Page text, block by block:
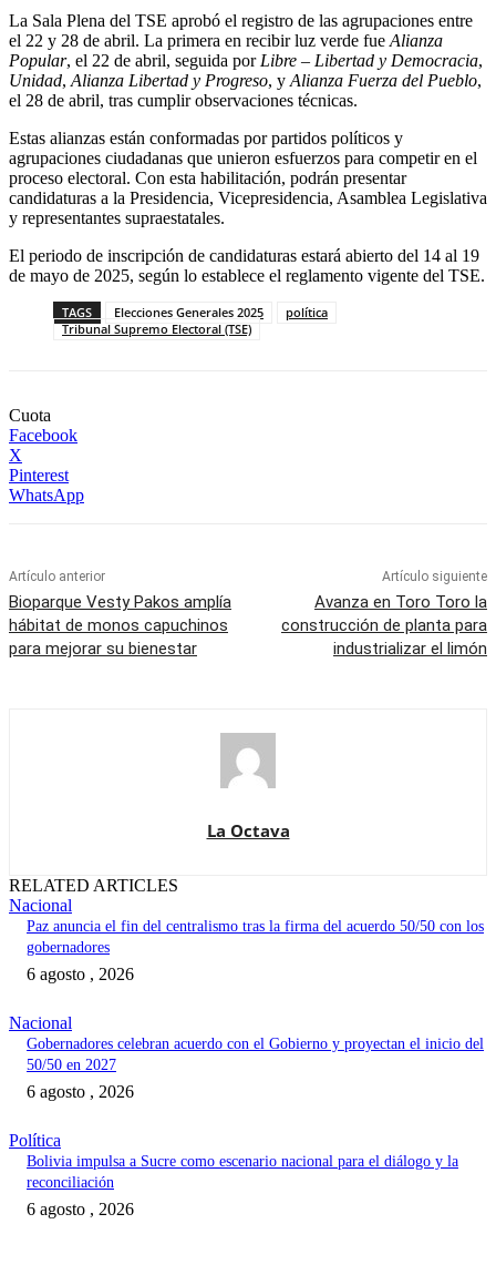
La Sala Plena del TSE aprobó el registro de las agrupaciones entre
el 22 y 28 de abril. La primera en recibir luz verde fue Alianza
Popular, el 22 de abril, seguida por Libre – Libertad y Democracia,
Unidad, Alianza Libertad y Progreso, y Alianza Fuerza del Pueblo,
el 28 de abril, tras cumplir observaciones técnicas.
Estas alianzas están conformadas por partidos políticos y
agrupaciones ciudadanas que unieron esfuerzos para competir en el
proceso electoral. Con esta habilitación, podrán presentar
candidaturas a la Presidencia, Vicepresidencia, Asamblea Legislativa
y representantes supraestatales.
El periodo de inscripción de candidaturas estará abierto del 14 al 19
de mayo de 2025, según lo establece el reglamento vigente del TSE.
TAGS Elecciones Generales 2025
política
Tribunal Supremo Electoral (TSE)
Cuota
Facebook
X
Pinterest
WhatsApp
Artículo anterior
Bioparque Vesty Pakos amplía
hábitat de monos capuchinos
para mejorar su bienestar
Artículo siguiente
Avanza en Toro Toro la
construcción de planta para
industrializar el limón
La Octava
RELATED ARTICLES
Nacional
Paz anuncia el fin del centralismo tras la firma del acuerdo 50/50 con los
gobernadores
6 agosto , 2026
Nacional
Gobernadores celebran acuerdo con el Gobierno y proyectan el inicio del
50/50 en 2027
6 agosto , 2026
Política
Bolivia impulsa a Sucre como escenario nacional para el diálogo y la
reconciliación
6 agosto , 2026